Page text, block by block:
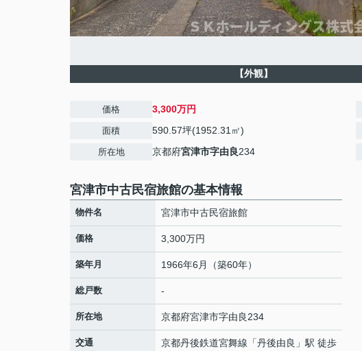
【外観】
価格 3,300万円
面積 590.57坪(1952.31㎡)
所在地 京都府宮津市字由良234
宮津市中古民宿旅館の基本情報
物件名 宮津市中古民宿旅館
価格 3,300万円
築年月 1966年6月（築60年）
総戸数 -
所在地 京都府宮津市字由良234
交通 京都丹後鉄道宮舞線 「丹後由良 」駅 徒歩